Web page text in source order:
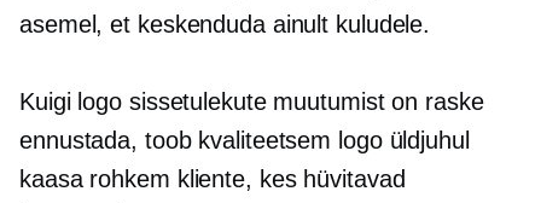
asemel, et keskenduda ainult kuludele.
Kuigi logo sissetulekute muutumist on raske
ennustada, toob kvaliteetsem logo üldjuhul
kaasa rohkem kliente, kes hüvitavad